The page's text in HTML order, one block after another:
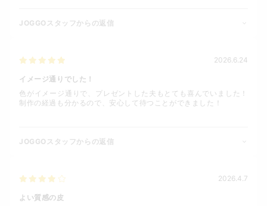
JOGGOスタッフからの返信
2026.6.24
イメージ通りでした！
色がイメージ通りで、プレゼントした夫もとても喜んでいました！
制作の経過も分かるので、安心して待つことができました！
JOGGOスタッフからの返信
2026.4.7
よい質感の皮